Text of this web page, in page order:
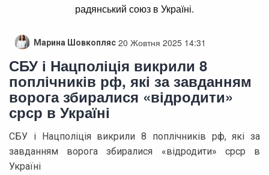
радянський союз в Україні.
Марина Шовкопляс 20 Жовтня 2025 14:31
СБУ і Нацполіція викрили 8
поплічників рф, які за завданням
ворога збиралися «відродити»
срср в Україні
СБУ і Нацполіція викрили 8 поплічників рф, які за
завданням ворога збиралися «відродити» срср в
Україні